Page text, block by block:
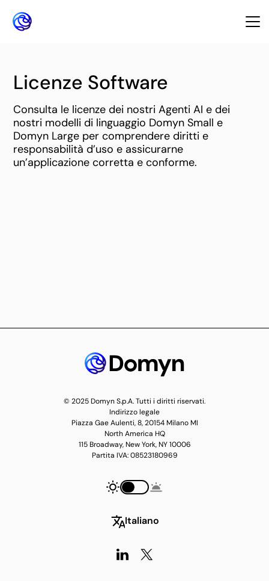
Licenze Software
Consulta le licenze dei nostri Agenti AI e dei
nostri modelli di linguaggio Domyn Small e
Domyn Large per comprendere diritti e
responsabilità d’uso e assicurarne
un’applicazione corretta e conforme.
© 2025 Domyn S.p.A. Tutti i diritti riservati.
Indirizzo legale
Piazza Gae Aulenti, 8, 20154 Milano MI
North America HQ
115 Broadway, New York, NY 10006
Partita IVA: 08523180969
Italiano